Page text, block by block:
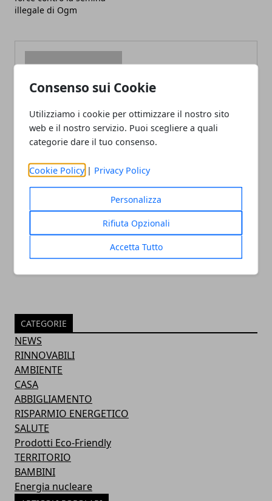
Consenso sui Cookie
Utilizziamo i cookie per ottimizzare il nostro sito
web e il nostro servizio. Puoi scegliere a quali
categorie dare il tuo consenso.
Cookie Policy | Privacy Policy
Personalizza
Rifiuta Opzionali
Accetta Tutto
illegale di Ogm
ARTICOLI CORRELATI
CATEGORIE
NEWS
RINNOVABILI
AMBIENTE
CASA
ABBIGLIAMENTO
RISPARMIO ENERGETICO
SALUTE
Prodotti Eco-Friendly
TERRITORIO
BAMBINI
Energia nucleare